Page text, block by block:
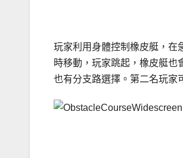
玩家利用身體控制橡皮艇，在
時移動，玩家跳起，橡皮艇
也有分支路選擇。第二名玩家